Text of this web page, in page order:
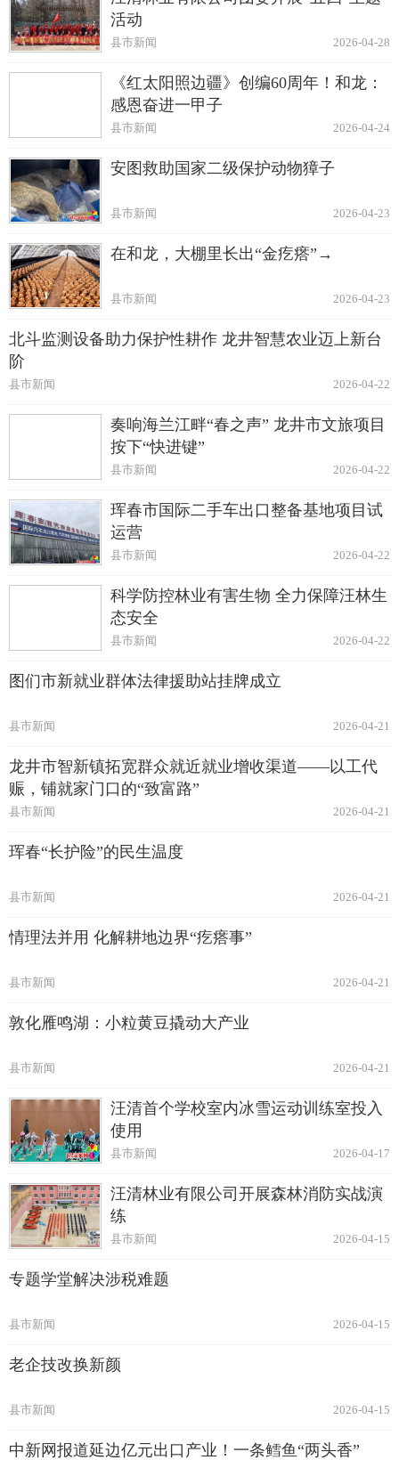
活动
2026-04-28
县市新闻
《红太阳照边疆》创编60周年！和龙：
感恩奋进一甲子
2026-04-24
县市新闻
安图救助国家二级保护动物獐子
2026-04-23
县市新闻
在和龙，大棚里长出“金疙瘩”→
2026-04-23
县市新闻
北斗监测设备助力保护性耕作 龙井智慧农业迈上新台
阶
2026-04-22
县市新闻
奏响海兰江畔“春之声” 龙井市文旅项目
按下“快进键”
2026-04-22
县市新闻
珲春市国际二手车出口整备基地项目试
运营
2026-04-22
县市新闻
科学防控林业有害生物 全力保障汪林生
态安全
2026-04-22
县市新闻
图们市新就业群体法律援助站挂牌成立
2026-04-21
县市新闻
龙井市智新镇拓宽群众就近就业增收渠道——以工代
赈，铺就家门口的“致富路”
2026-04-21
县市新闻
珲春“长护险”的民生温度
2026-04-21
县市新闻
情理法并用 化解耕地边界“疙瘩事”
2026-04-21
县市新闻
敦化雁鸣湖：小粒黄豆撬动大产业
2026-04-21
县市新闻
汪清首个学校室内冰雪运动训练室投入
使用
2026-04-17
县市新闻
汪清林业有限公司开展森林消防实战演
练
2026-04-15
县市新闻
专题学堂解决涉税难题
2026-04-15
县市新闻
老企技改换新颜
2026-04-15
县市新闻
中新网报道延边亿元出口产业！一条鳕鱼“两头香”